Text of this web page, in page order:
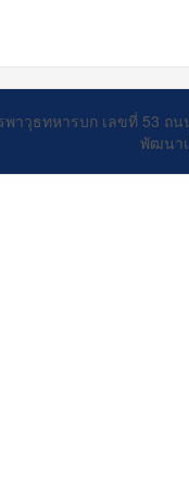
พาวุธทหารบก เลขที่ 53 ถ
พัฒนา